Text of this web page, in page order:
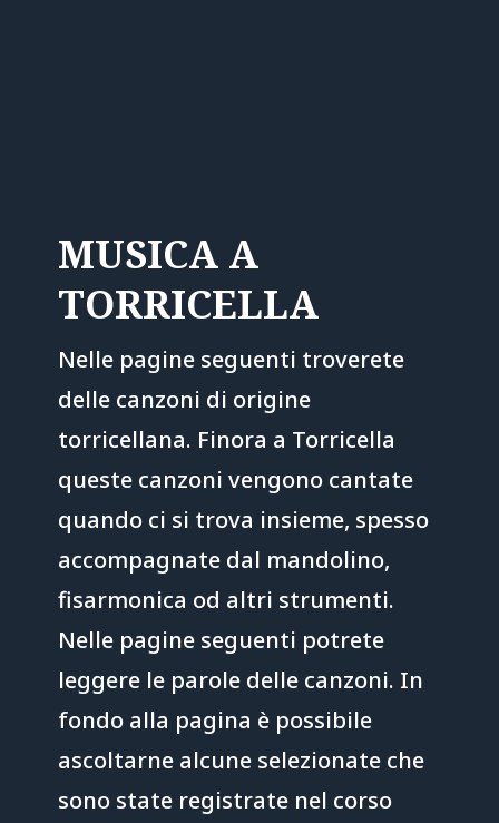
MUSICA A
TORRICELLA
Nelle pagine seguenti troverete
delle canzoni di origine
torricellana. Finora a Torricella
queste canzoni vengono cantate
quando ci si trova insieme, spesso
accompagnate dal mandolino,
fisarmonica od altri strumenti.
Nelle pagine seguenti potrete
leggere le parole delle canzoni. In
fondo alla pagina è possibile
ascoltarne alcune selezionate che
sono state registrate nel corso